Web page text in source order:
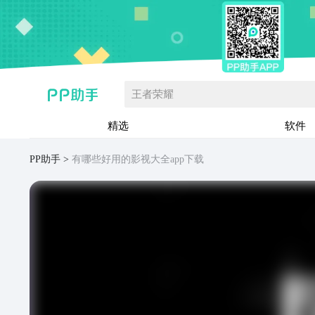
王者荣耀
精选 软件
PP助手 有哪些好用的影视大全app下载